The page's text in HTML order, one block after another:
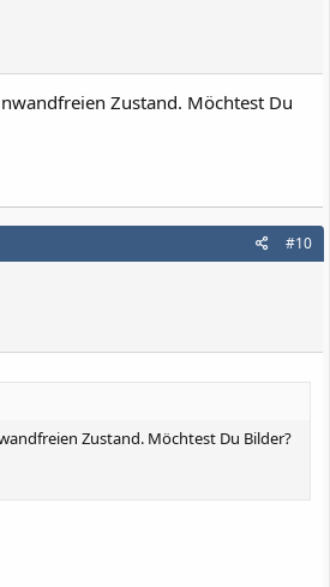
Zustand. Möchtest Du
#10
Zustand. Möchtest Du Bilder?